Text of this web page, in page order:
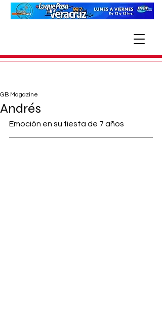
Andrés
GB Magazine
Emoción en su fiesta de 7 años